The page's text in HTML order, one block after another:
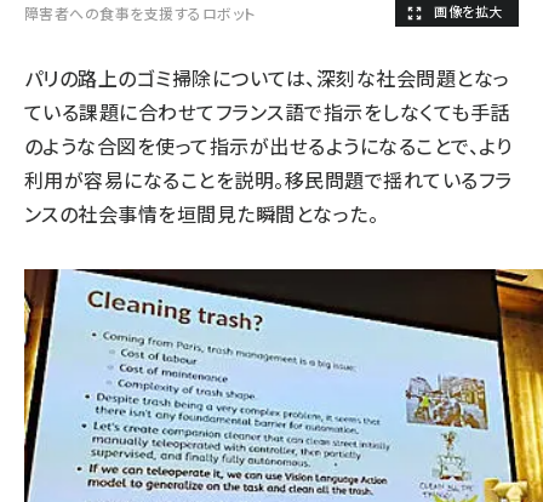
障害者への食事を支援するロボット
パリの路上のゴミ掃除については、深刻な社会問題となっ
ている課題に合わせてフランス語で指示をしなくても手話
のような合図を使って指示が出せるようになることで、より
利用が容易になることを説明。移民問題で揺れているフラ
ンスの社会事情を垣間見た瞬間となった。